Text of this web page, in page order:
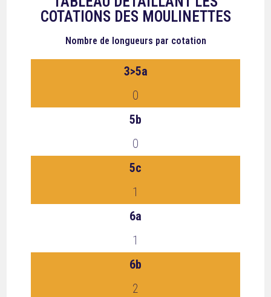
COTATIONS DES MOULINETTES
Nombre de longueurs par cotation
3>5a
0
5b
0
5c
1
6a
1
6b
2